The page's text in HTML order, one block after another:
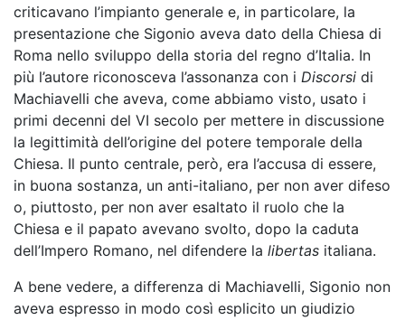
criticavano l’impianto generale e, in particolare, la
presentazione che Sigonio aveva dato della Chiesa di
Roma nello sviluppo della storia del regno d’Italia. In
più l’autore riconosceva l’assonanza con i Discorsi di
Machiavelli che aveva, come abbiamo visto, usato i
primi decenni del VI secolo per mettere in discussione
la legittimità dell’origine del potere temporale della
Chiesa. Il punto centrale, però, era l’accusa di essere,
in buona sostanza, un anti-italiano, per non aver difeso
o, piuttosto, per non aver esaltato il ruolo che la
Chiesa e il papato avevano svolto, dopo la caduta
dell’Impero Romano, nel difendere la libertas italiana.
A bene vedere, a differenza di Machiavelli, Sigonio non
aveva espresso in modo così esplicito un giudizio